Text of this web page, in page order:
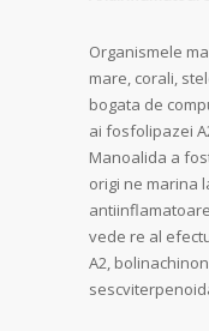
Organismele
mare, corali,
bogata de
ai fosfolipazei
Manoalida a
origi ne marina
vede re al
A2,